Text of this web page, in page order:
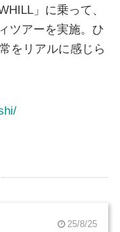
」に乗って、
ツアーを実施。ひ
をリアルに感じら
25/8/25